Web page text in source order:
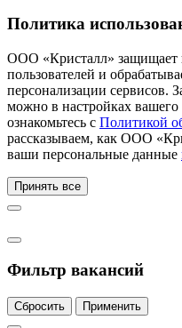
Политика
ООО «Кристалл» защищает
пользователей и
персонализации сервисов.
можно в настройках вашего
ознакомьтесь с Политикой
рассказываем, как ООО
ваши персональные данные
Принять все
Фильтр вакансий
Сбросить Применить